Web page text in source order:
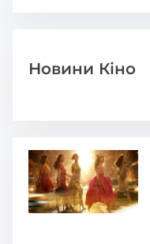
Новини Кіно